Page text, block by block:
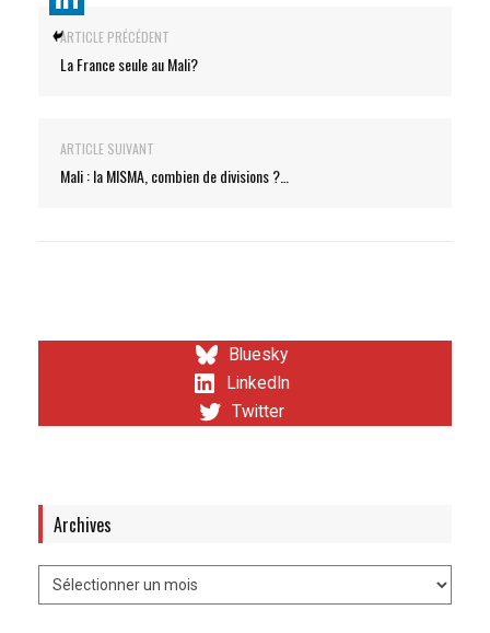
ARTICLE PRÉCÉDENT
La France seule au Mali?
ARTICLE SUIVANT
Mali : la MISMA, combien de divisions ?…
Bluesky
LinkedIn
Twitter
Archives